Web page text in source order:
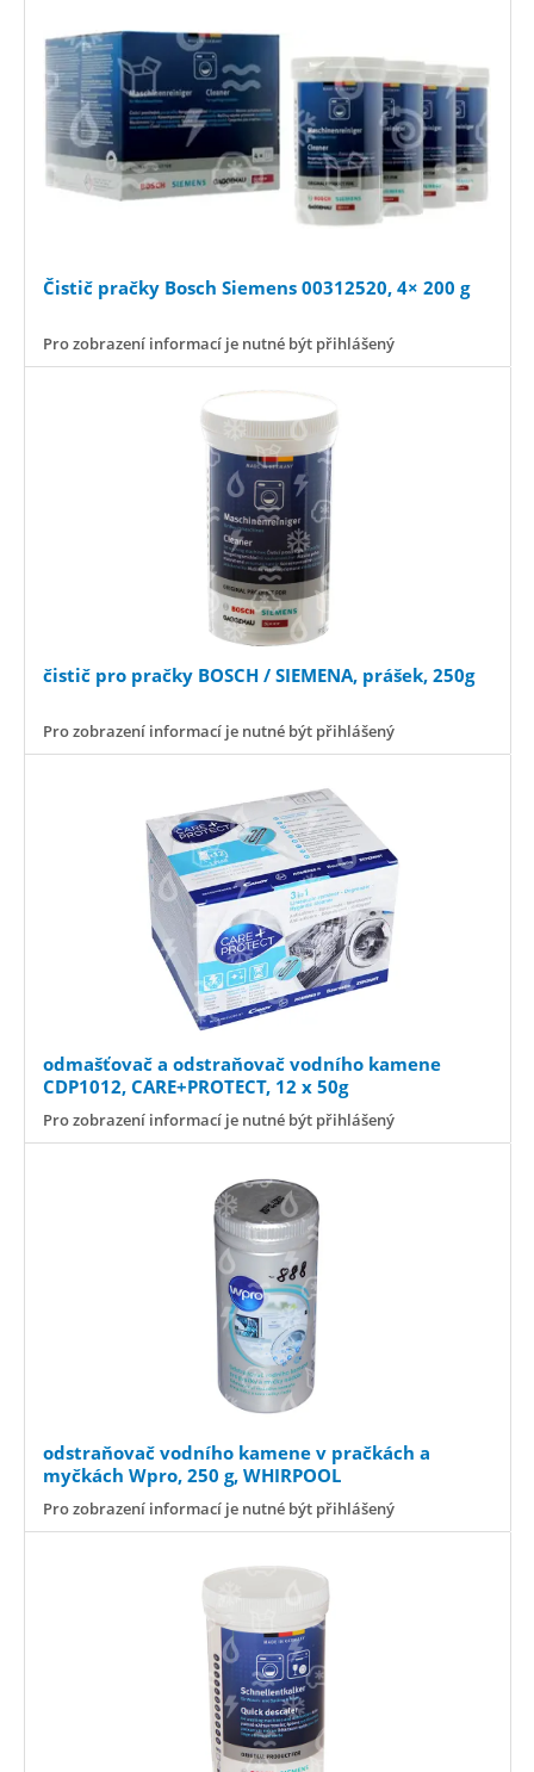
Čistič pračky Bosch Siemens 00312520, 4× 200 g
Pro zobrazení informací je nutné být přihlášený
čistič pro pračky BOSCH / SIEMENA, prášek, 250g
Pro zobrazení informací je nutné být přihlášený
odmašťovač a odstraňovač vodního kamene
CDP1012, CARE+PROTECT, 12 x 50g
Pro zobrazení informací je nutné být přihlášený
odstraňovač vodního kamene v pračkách a
myčkách Wpro, 250 g, WHIRPOOL
Pro zobrazení informací je nutné být přihlášený